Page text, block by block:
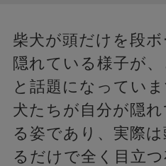
柴犬が頭だけを段
隠れている様子が
と話題になってい
犬たちが自分が隠
る姿であり、実際
るだけで全く目立